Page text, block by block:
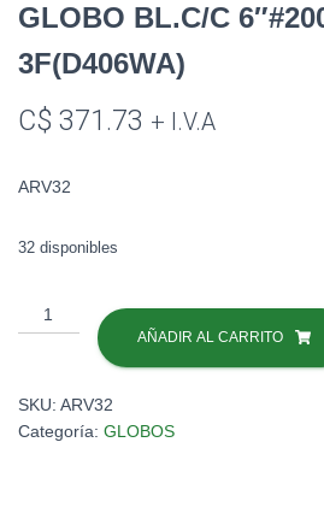
GLOBO BL.C/C
3F(D406WA)
C$ 371.73 + I.V.A
ARV32
32 disponibles
GLOBO
BL.C/C
3F(D406WA)
cantidad
AÑADIR AL CARRITO
SKU: ARV32
Categoría: GLOBOS